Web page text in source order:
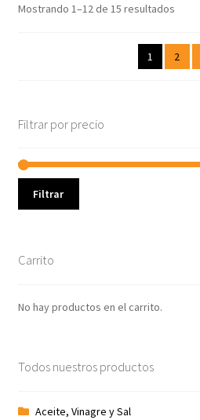
Mostrando 1–12 de 15 resultados
1 2
Filtrar por precio
Filtrar
Carrito
No hay productos en el carrito.
Todos nuestros productos
Aceite, Vinagre y Sal